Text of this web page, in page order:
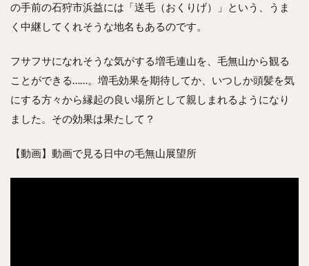
の手前の石狩市浜益には「送毛（おくりげ）」という、うま
く中継してくれそうな地名もあるのです。
フサフサになれそうな気がする増毛連山を、毛無山から観る
ことができる……。増毛効果を期待してか、いつしか頭髪を気
にする方々から縁起の良い場所として親しまれるようになり
ました。その効果は果たして？
【動画】動画で見る日中の毛無山展望所